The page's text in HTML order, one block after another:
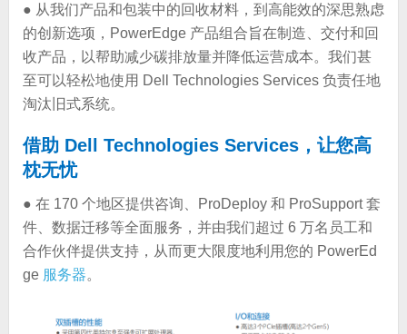
● 从我们产品和包装中的回收材料，到高能效的深思熟虑
的创新选项，PowerEdge 产品组合旨在制造、交付和回
收产品，以帮助减少碳排放量并降低运营成本。我们甚
至可以轻松地使用 Dell Technologies Services 负责任地
淘汰旧式系统。
借助 Dell Technologies Services，让您高
枕无忧
● 在 170 个地区提供咨询、ProDeploy 和 ProSupport 套
件、数据迁移等全面服务，并由我们超过 6 万名员工和
合作伙伴提供支持，从而更大限度地利用您的 PowerEd
ge 服务器。